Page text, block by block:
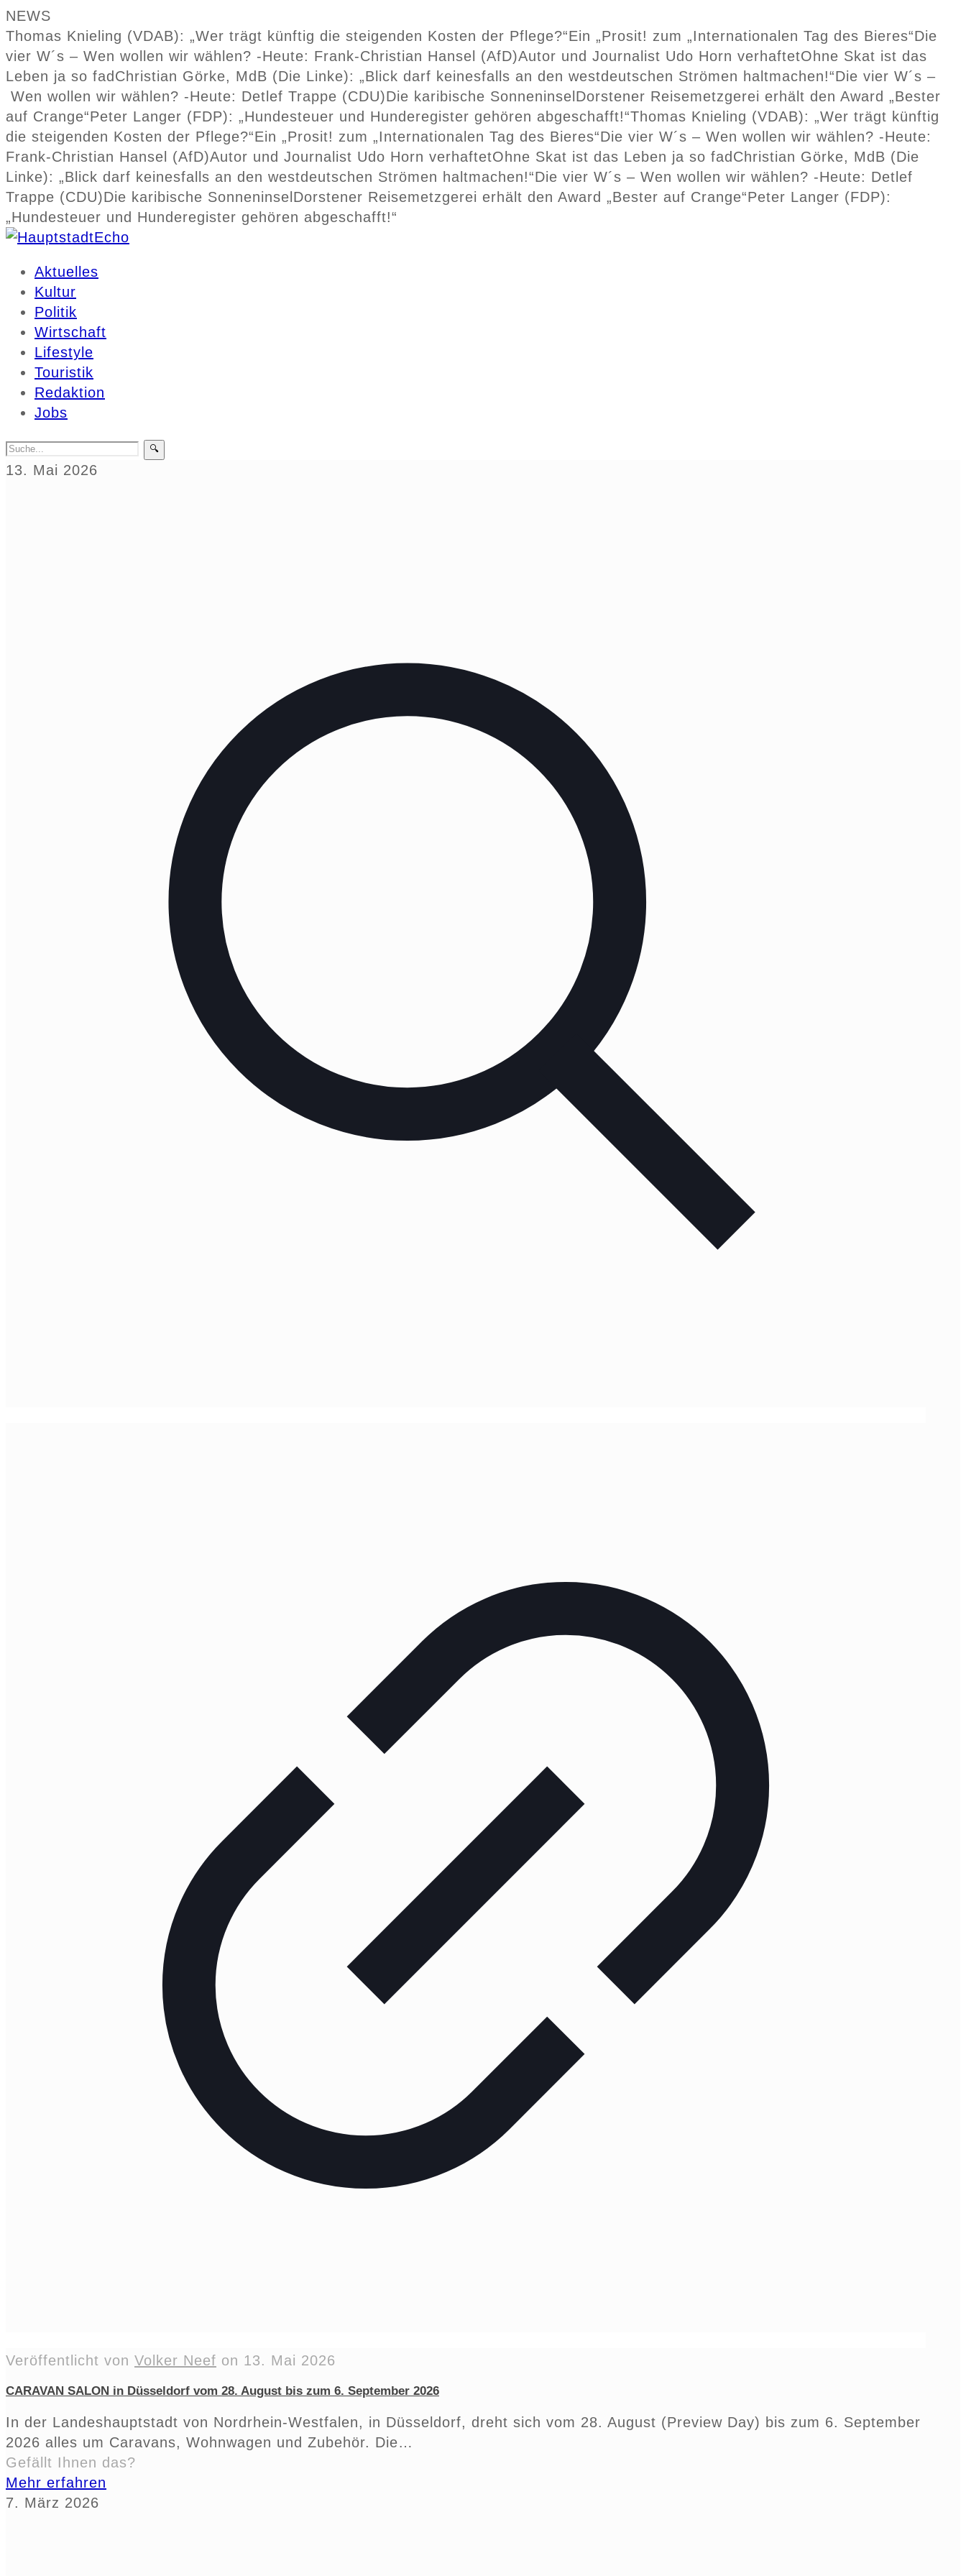
NEWS
Thomas Knieling (VDAB): „Wer trägt künftig die steigenden Kosten der Pflege?“Ein „Prosit! zum „Internationalen Tag des Bieres“Die
vier W´s – Wen wollen wir wählen? -Heute: Frank-Christian Hansel (AfD)Autor und Journalist Udo Horn verhaftetOhne Skat ist das
Leben ja so fad Christian Görke, MdB (Die Linke): „Blick darf keinesfalls an den westdeutschen Strömen haltmachen!“Die vier W´s –
Wen wollen wir wählen? -Heute: Detlef Trappe (CDU)Die karibische Sonneninsel Dorstener Reisemetzgerei erhält den Award „Bester
auf Crange“Peter Langer (FDP): „Hundesteuer und Hunderegister gehören abgeschafft!“Thomas Knieling (VDAB): „Wer trägt künftig
die steigenden Kosten der Pflege?“Ein „Prosit! zum „Internationalen Tag des Bieres“Die vier W´s – Wen wollen wir wählen? -Heute:
Frank-Christian Hansel (AfD)Autor und Journalist Udo Horn verhaftetOhne Skat ist das Leben ja so fad Christian Görke, MdB (Die
Linke): „Blick darf keinesfalls an den westdeutschen Strömen haltmachen!“Die vier W´s – Wen wollen wir wählen? -Heute: Detlef
Trappe (CDU)Die karibische Sonneninsel Dorstener Reisemetzgerei erhält den Award „Bester auf Crange“Peter Langer (FDP):
„Hundesteuer und Hunderegister gehören abgeschafft!“
Aktuelles
Kultur
Politik
Wirtschaft
Lifestyle
Touristik
Redaktion
Jobs
🔍
13. Mai 2026
Veröffentlicht von Volker Neef on 13. Mai 2026
CARAVAN SALON in Düsseldorf vom 28. August bis zum 6. September 2026
In der Landeshauptstadt von Nordrhein-Westfalen, in Düsseldorf, dreht sich vom 28. August (Preview Day) bis zum 6. September
2026 alles um Caravans, Wohnwagen und Zubehör. Die…
Gefällt Ihnen das?
Mehr erfahren
7. März 2026